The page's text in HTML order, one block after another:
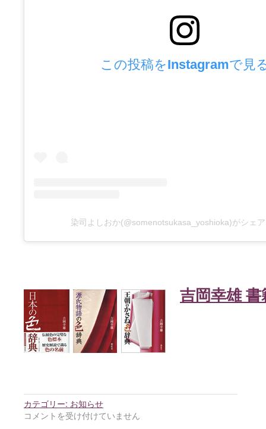
この投稿をInstagramで見
染司よしおか(@somenotsukasa_yoshioka)がシェ
吉岡幸雄 書
カテゴリー: お知らせ
コメントを受け付けていません